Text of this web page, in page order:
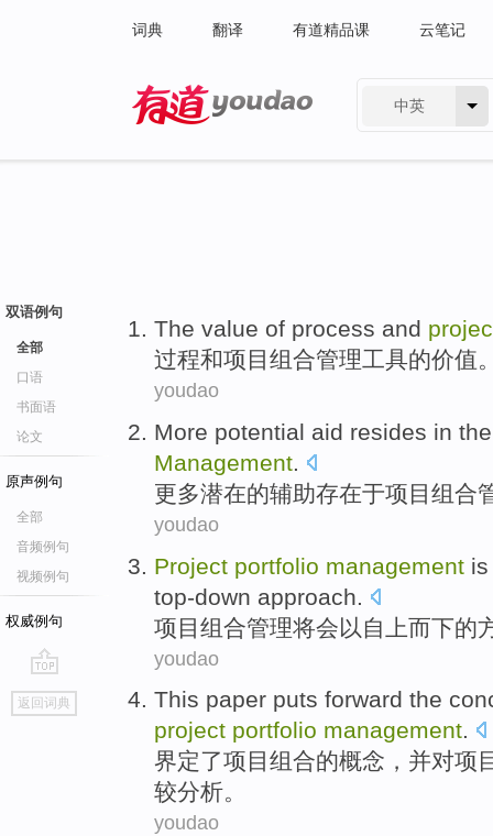
词典 翻译 有道精品课 云笔记
中英
双语例句
全部
口语
书面语
论文
原声例句
全部
音频例句
视频例句
权威例句
go
top
返回词典
The value of process and
过程和项目组合管理工具的价值
youdao
More potential aid resides in
Management.
更多潜在的辅助存在于项目组合
youdao
Project portfolio management
top-down approach
项目组合管理将会 以 自上而下的
youdao
This paper puts forward the
project portfolio management.
界定了项目组合的概念 ，并对项
较分析。
youdao